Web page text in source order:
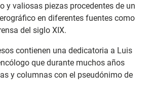
y valiosas piezas procedentes de un
en diferentes fuentes como
del siglo XIX.
contienen una dedicatoria a Luis
que durante muchos años
y columnas con el pseudónimo de